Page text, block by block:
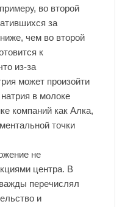
во второй
за
чем во второй
к
из-за
может произойти
в молоке
компаний как Алка,
точки
не
центра. В
перечислял
и